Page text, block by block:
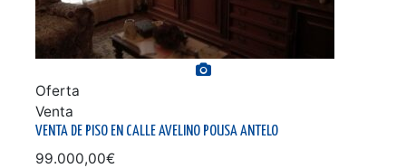
Ver galería de fotos
Oferta
Venta
VENTA DE PISO EN CALLE AVELINO POUSA ANTELO
99.000,00€